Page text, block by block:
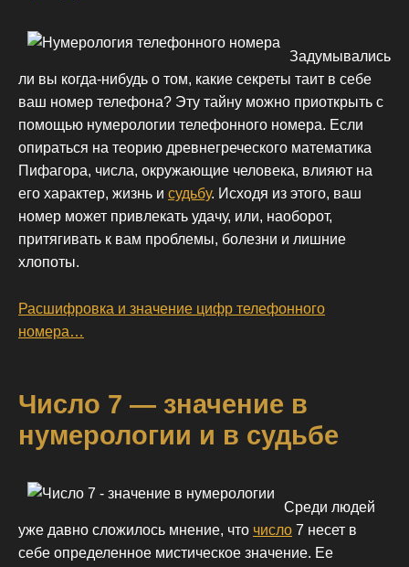
Задумывались
ли вы когда-нибудь о том, какие секреты таит в себе
ваш номер телефона? Эту тайну можно приоткрыть с
помощью нумерологии телефонного номера. Если
опираться на теорию древнегреческого математика
Пифагора, числа, окружающие человека, влияют на
его характер, жизнь и судьбу. Исходя из этого, ваш
номер может привлекать удачу, или, наоборот,
притягивать к вам проблемы, болезни и лишние
хлопоты.
Расшифровка и значение цифр телефонного
номера…
Число 7 — значение в
нумерологии и в судьбе
Среди людей
уже давно сложилось мнение, что число 7 несет в
себе определенное мистическое значение. Ее